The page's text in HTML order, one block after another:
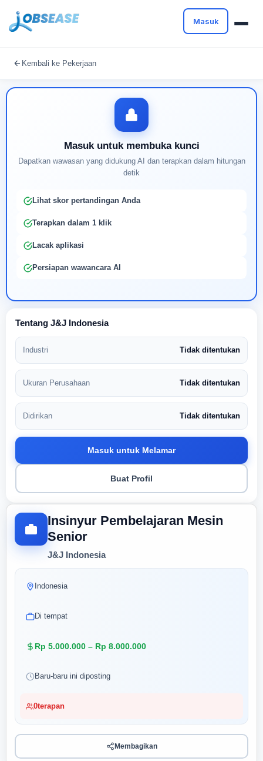
Masuk
Kembali ke Pekerjaan
Insinyur Pembelajaran Mesin
Senior
J&J Indonesia
Indonesia
Di tempat
Rp 5.000.000 – Rp 8.000.000
Baru-baru ini diposting
0terapan
Membagikan
Masuk untuk membuka kunci
Dapatkan wawasan yang didukung AI dan terapkan dalam hitungan
detik
Lihat skor pertandingan Anda
Terapkan dalam 1 klik
Lacak aplikasi
Persiapan wawancara AI
Tentang J&J Indonesia
Industri Tidak ditentukan
Ukuran Perusahaan Tidak ditentukan
Didirikan Tidak ditentukan
Masuk untuk Melamar
Buat Profil
Buat profil Anda untuk membuka kunci pencocokan